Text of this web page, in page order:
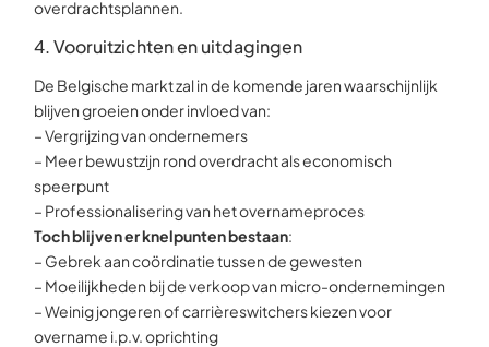
overdrachtsplannen.
4. Vooruitzichten en uitdagingen
De Belgische markt zal in de komende jaren waarschijnlijk
blijven groeien onder invloed van:
–Vergrijzing van ondernemers
– Meer bewustzijn rond overdracht als economisch
speerpunt
– Professionalisering van het overnameproces
Toch blijven er knelpunten bestaan:
– Gebrek aan coördinatie tussen de gewesten
– Moeilijkheden bij de verkoop van micro-ondernemingen
– Weinig jongeren of carrièreswitchers kiezen voor
overname i.p.v. oprichting